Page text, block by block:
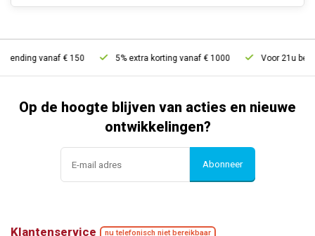
vanaf € 150 5% extra korting vanaf € 1000 Voor 21u
Op de hoogte blijven van acties en nieuwe
ontwikkelingen?
Abonneer
Klantenservice nu telefonisch niet bereikbaar